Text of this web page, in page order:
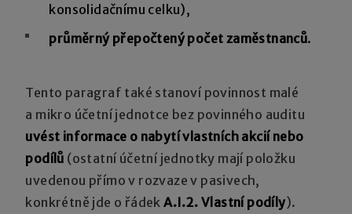
konsolidačnímu celku),
průměrný přepočtený počet zaměstnanců.
Tento paragraf také stanoví povinnost malé
a mikro účetní jednotce bez povinného auditu
uvést informace o nabytí vlastních akcií nebo
podílů (ostatní účetní jednotky mají položku
uvedenou přímo v rozvaze v pasivech,
konkrétně jde o řádekA.I.2. Vlastní podíly).